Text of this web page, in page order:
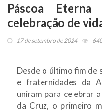
Páscoa
celebração de
17 de setembro de 2024 640
Desde o último fim de
e fraternidades da
uniram para celebrar
da Cruz, o primeiro